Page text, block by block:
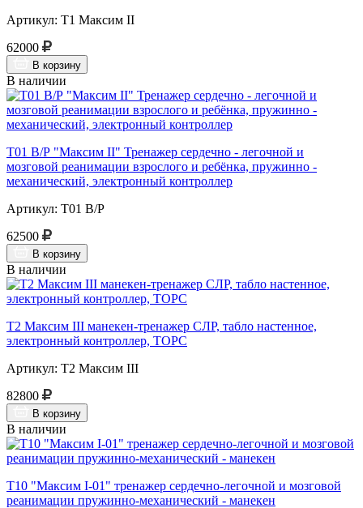
Артикул: Т1 Максим II
62000
В корзину
В наличии
Т01 В/Р "Максим II" Тренажер сердечно - легочной и
мозговой реанимации взрослого и ребёнка, пружинно -
механический, электронный контроллер
Артикул: Т01 В/Р
62500
В корзину
В наличии
Т2 Максим III манекен-тренажер СЛР, табло настенное,
электронный контроллер, ТОРС
Артикул: Т2 Максим III
82800
В корзину
В наличии
Т10 "Максим I-01" тренажер сердечно-легочной и мозговой
реанимации пружинно-механический - манекен